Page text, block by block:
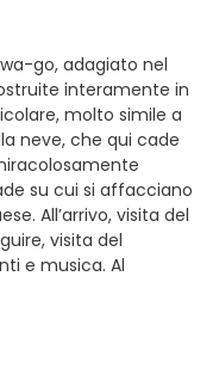
go, adagiato nel
interamente in
molto simile a
neve, che qui cade
su cui si affacciano
All’arrivo, visita del
visita del
e musica. Al